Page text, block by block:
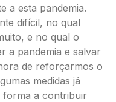
a esta pandemia.
difícil, no qual
e no qual o
a pandemia e salvar
de reforçarmos o
medidas já
forma a contribuir